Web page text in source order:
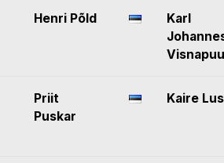
Henri Põld
Karl
Visnapuu
Priit
Puskar
Kaire